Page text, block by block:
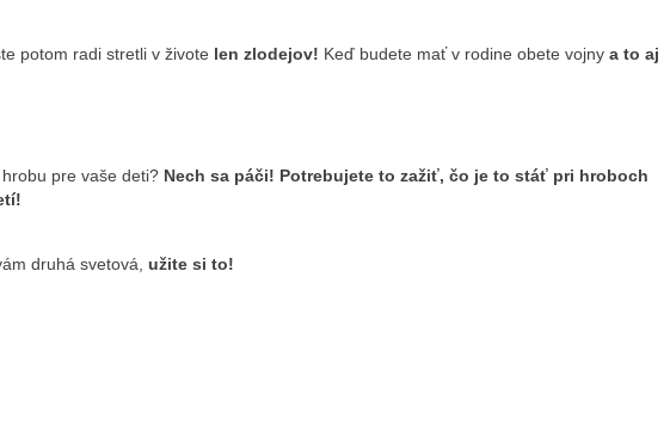
potom radi stretli v živote len zlodejov! Keď budete mať v rodine obete vojny a to aj
pre vaše deti? Nech sa páči! Potrebujete to zažiť, čo je to stáť pri hroboch
druhá svetová, užite si to!